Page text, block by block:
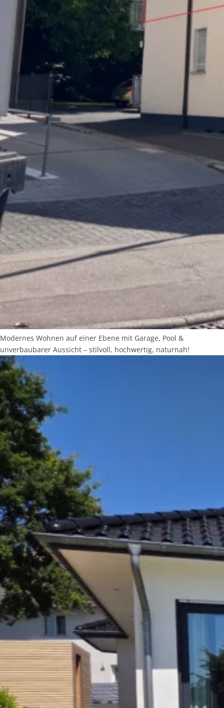
Modernes Wohnen auf einer Ebene mit Garage, Pool &
unverbaubarer Aussicht – stilvoll, hochwertig, naturnah!